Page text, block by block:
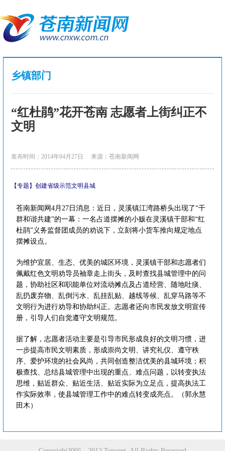
乡镇部门
“红杜鹃”花开苍南 志愿者上街纠正不
文明
发布时间：2014年04月27日 来源：苍南新闻网
【专题】创建省级示范文明县城
苍南新闻网4月27日消息：近日，灵溪镇江湾路桥头出现了“干
群和谐共建”的一幕：一名占道摆摊的小贩在灵溪镇干部和“红
杜鹃”义务监督团成员的劝说下，立刻将小货车推向规定地点
摆摊设点。
为维护宜居、生态、优美的城区环境，灵溪镇干部和志愿者们
佩戴红色文明劝导员袖章走上街头，及时查找县城管理中的问
题，协助社区和职能单位对流动摊点及占道经营、随地吐痰、
乱扔废弃物、乱倒污水、乱挂乱贴、越线等候、乱穿马路等不
文明行为进行劝导和协助纠正。志愿者还向市民发放文明宣传
册，引导人们自觉遵守文明规范。
据了解，志愿者活动主要是引导市民形成良好的文明习惯，进
一步提高市民文明素质，形成崇尚文明、讲究礼仪、遵守秩
序、爱护环境的社会风尚，共同创造整洁优美的县城环境；积
极查找、总结县城管理中出现的重点、难点问题，以转变执法
思维，贴近群众、贴近生活、贴近实际为立足点，提高执法工
作实际效率，使县城管理工作中的难点转变成亮点。（郭永慧
田木）